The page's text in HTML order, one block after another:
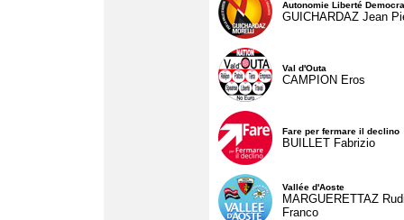
Autonomie Liberté
GUICHARDAZ Jean
Val d'Outa
CAMPION Eros
Fare per fermare il declino
BUILLET Fabrizio
Vallée d'Aoste
MARGUERETTAZ
Franco